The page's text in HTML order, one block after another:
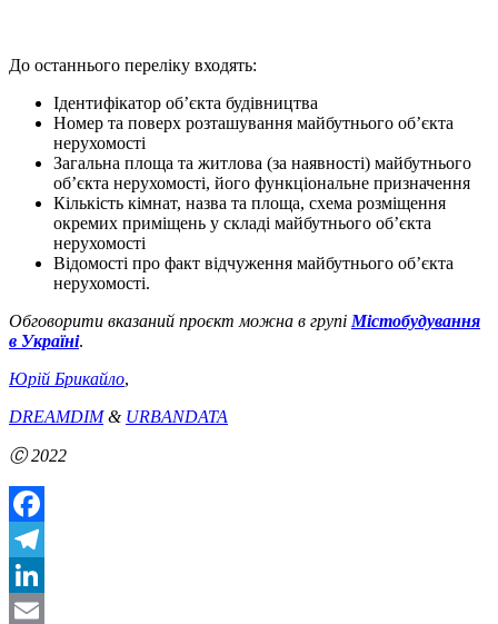
До останнього переліку входять:
Ідентифікатор об’єкта будівництва
Номер та поверх розташування майбутнього об’єкта
нерухомості
Загальна площа та житлова (за наявності) майбутнього
об’єкта нерухомості, його функціональне призначення
Кількість кімнат, назва та площа, схема розміщення
окремих приміщень у складі майбутнього об’єкта
нерухомості
Відомості про факт відчуження майбутнього об’єкта
нерухомості.
Обговорити вказаний проєкт можна в групі Містобудування
в Україні.
Юрій Брикайло,
DREAMDIM& URBANDATA
Ⓒ 2022
Facebook
Telegram
LinkedIn